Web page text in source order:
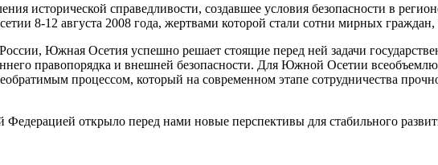
исторической справедливости, создавшее условия безопасности в
8-12 августа 2008 года, жертвами которой стали сотни мирных граждан,
Южная Осетия успешно решает стоящие перед ней задачи
правопорядка и внешней безопасности. Для Южной Осетии
процессом, который на современном этапе сотрудничества
открыло перед нами новые перспективы для стабильного